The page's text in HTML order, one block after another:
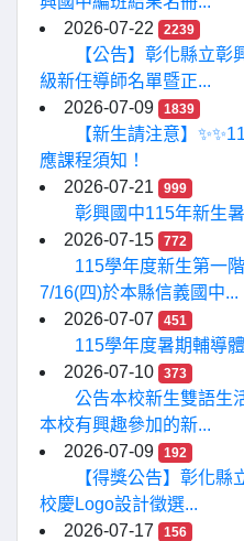
2026-07-22
2239
【公告】彰化縣立
級新任導師名單暨正...
2026-07-09
1839
【新生請注意】
應課程須知！
2026-07-21
999
彰興國中115年新生
2026-07-15
772
115學年度新生第一
7/16(四)於本縣信義國中...
2026-07-07
451
115學年度暑期輔導
2026-07-10
373
公告本校新生雙語生
本校有興趣參加的新...
2026-07-09
192
【得獎公告】彰化
校慶Logo設計徵選...
2026-07-17
156